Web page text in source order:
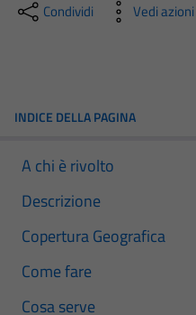
Condividi Vedi azioni
INDICE DELLA PAGINA
A chi è rivolto
Descrizione
Copertura Geografica
Come fare
Cosa serve